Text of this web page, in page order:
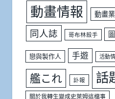
動畫情報 動畫
同人誌 哥布林殺手
戀與製作人 手遊 活動
艦これ 訃報 話
關於我轉生變成史萊姆這檔事